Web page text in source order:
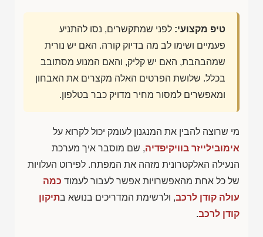
טיפ מקצועי: לפני שמתקשרים, נסו להתניע
פעמיים ושימו לב מה בדיוק קורה. האם יש נורית
שמהבהבת, האם יש קליק, והאם המנוע מסתובב
בכלל. שלושת הפרטים האלה מקצרים את האבחון
ומאפשרים למסור מחיר מדויק כבר בטלפון.
מי שרוצה להבין את המנגנון לעומק יכול לקרוא על
אימובילייזר בוויקיפדיה, שם מוסבר איך מערכת
הנעילה האלקטרונית מזהה את המפתח. לפירוט העלויות
של כל אחת מהאפשרויות אפשר לעבור לעמוד כמה
עולה קודן לרכב, ולרשימת המדריכים בנושא בתיקון
קודן לרכב.